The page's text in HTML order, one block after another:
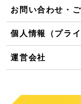
お問い合わせ・
個人情報（プラ
運営会社